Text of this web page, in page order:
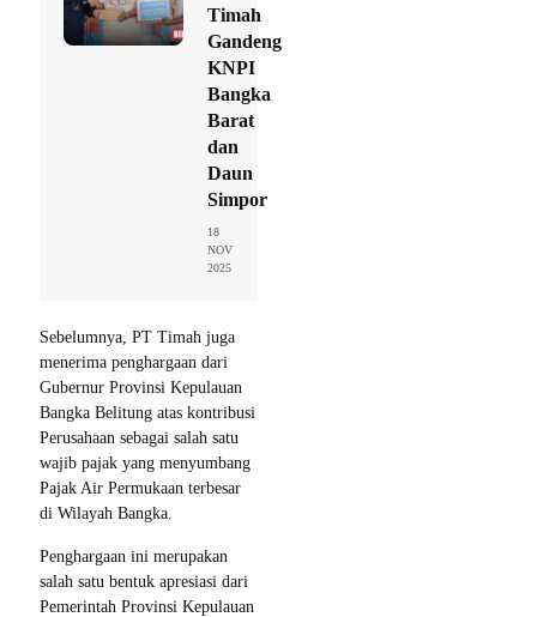
Timah
Gandeng
KNPI
Bangka
Barat
dan
Daun
Simpor
18
NOV
2025
Sebelumnya, PT Timah juga
menerima penghargaan dari
Gubernur Provinsi Kepulauan
Bangka Belitung atas kontribusi
Perusahaan sebagai salah satu
wajib pajak yang menyumbang
Pajak Air Permukaan terbesar
di Wilayah Bangka.
Penghargaan ini merupakan
salah satu bentuk apresiasi dari
Pemerintah Provinsi Kepulauan